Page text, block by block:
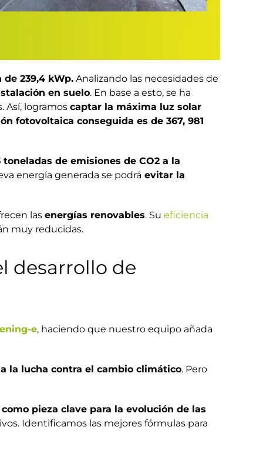
239,4 kWp. Analizando las necesidades de
en suelo. En base a esto, se ha
Así, logramos captar la máxima luz solar
fotovoltaica conseguida es de 367, 981
toneladas de emisiones de CO2 a la
energía generada se podrá evitar la
las energías renovables. Su eficiencia
muy reducidas.
desarrollo de
e, haciendo que nuestro equipo añada
la lucha contra el cambio climático. Pero
pieza clave para la evolución de las
Identificamos las mejores fórmulas para